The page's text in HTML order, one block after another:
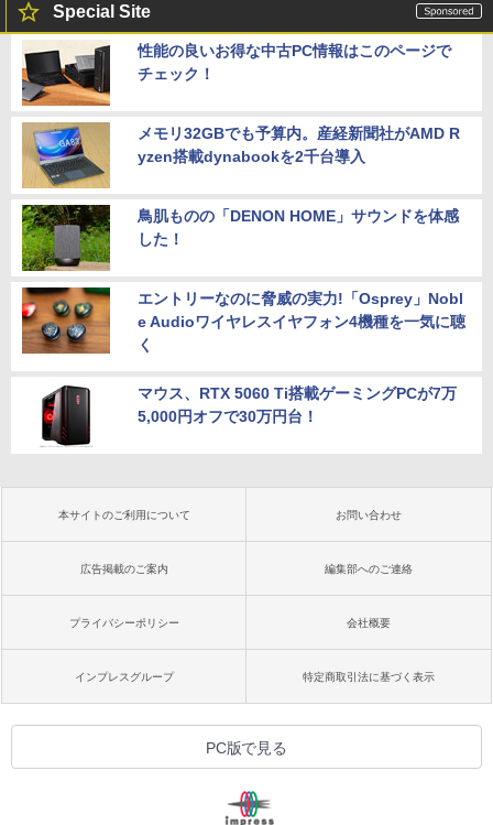
Special Site
性能の良いお得な中古PC情報はこのページで
チェック！
メモリ32GBでも予算内。産経新聞社がAMD R
yzen搭載dynabookを2千台導入
鳥肌ものの「DENON HOME」サウンドを体感
した！
エントリーなのに脅威の実力!「Osprey」Nobl
e Audioワイヤレスイヤフォン4機種を一気に聴
く
マウス、RTX 5060 Ti搭載ゲーミングPCが7万
5,000円オフで30万円台！
本サイトのご利用について お問い合わせ
広告掲載のご案内 編集部へのご連絡
プライバシーポリシー 会社概要
インプレスグループ 特定商取引法に基づく表示
PC版で見る